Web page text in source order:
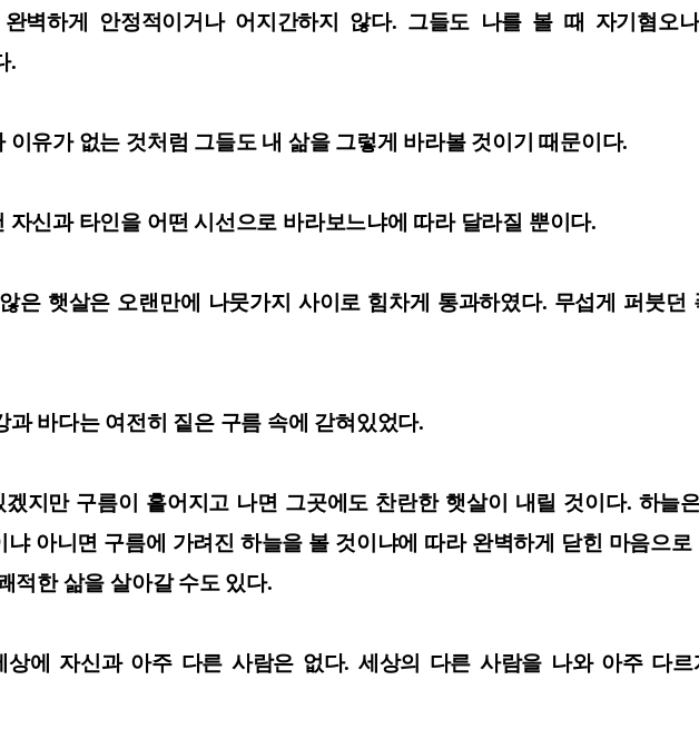
벽하게 안정적이거나 어지간하지 않다. 그들도 나를 볼 때 자기혐오
.
유가 없는 것처럼 그들도 내 삶을 그렇게 바라볼 것이기 때문이다.
신과 타인을 어떤 시선으로 바라보느냐에 따라 달라질 뿐이다.
은 햇살은 오랜만에 나뭇가지 사이로 힘차게 통과하였다. 무섭게 퍼붓
바다는 여전히 짙은 구름 속에 갇혀있었다.
지만 구름이 흩어지고 나면 그곳에도 찬란한 햇살이 내릴 것이다. 하늘
아니면 구름에 가려진 하늘을 볼 것이냐에 따라 완벽하게 닫힌 마음으
적한 삶을 살아갈 수도 있다.
에 자신과 아주 다른 사람은 없다. 세상의 다른 사람을 나와 아주 다